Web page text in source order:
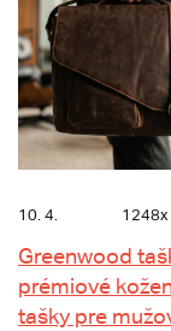
10. 4. 1248x
Greenwood
prémiové
tašky pre